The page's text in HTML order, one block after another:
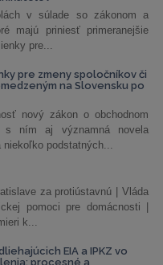
v súlade so zákonom a
majú priniesť primeranejšie
pre...
pre zmeny spoločníkov či
na Slovensku po
nový zákon o obchodnom
ním aj významná novela
niekoľko podstatných...
za protiústavnú | Vláda
pomoci pre domácnosti |
k...
EIA a IPKZ vo
procesné a